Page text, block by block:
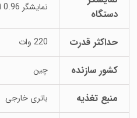
دستگاه
نمایشگر 0.96 اینچ
حداکثر قدرت 220 وات
کشور سازنده چین
منبع تغذیه باتری خارجی